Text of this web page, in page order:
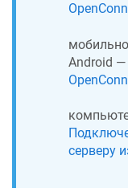
Android —
серверу